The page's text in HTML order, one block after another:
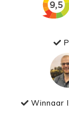
Winnaar